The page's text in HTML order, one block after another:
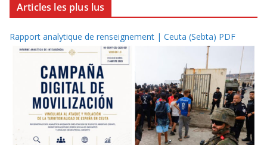
Articles les plus lus
Rapport analytique de renseignement | Ceuta (Sebta) PDF